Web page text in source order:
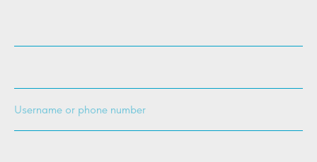
Просто сделайте 2–3 подробных снимка
челюсть) и отправьте нам в WhatsApp или